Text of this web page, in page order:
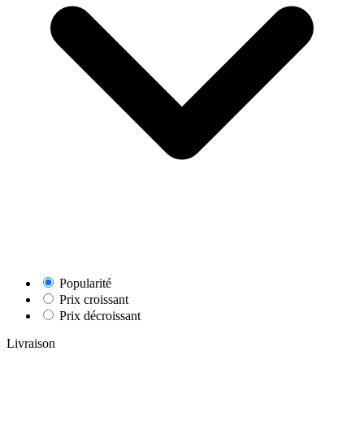
Popularité
Prix croissant
Prix décroissant
Livraison